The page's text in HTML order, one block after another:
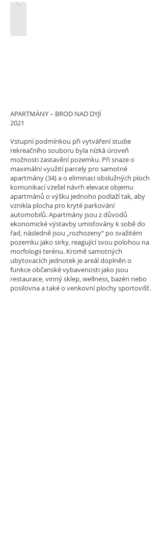
APARTMÁNY – BROD NAD DYJÍ
2021
Vstupní podmínkou při vytváření studie
rekreačního souboru byla nízká úroveň
možnosti zastavění pozemku. Při snaze o
maximální využití parcely pro samotné
apartmány (34) a o eliminaci obslužných ploch
komunikací vzešel návrh elevace objemu
apartmánů o výšku jednoho podlaží tak, aby
vznikla plocha pro kryté parkování
automobilů. Apartmány jsou z důvodů
ekonomické výstavby umisťovány k sobě do
řad, následně jsou „rozhozeny“ po svažitém
pozemku jako sirky, reagující svou polohou na
morfologii terénu. Kromě samotných
ubytovacích jednotek je areál doplněn o
funkce občanské vybavenosti jako jsou
restaurace, vinný sklep, wellness, bazén nebo
posilovna a také o venkovní plochy sportovišť.